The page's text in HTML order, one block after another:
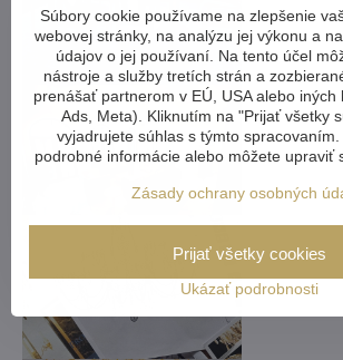
Súbory cookie používame na zlepšenie
webovej stránky, na analýzu jej výkonu a
údajov o jej používaní. Na tento účel
nástroje a služby tretích strán a
prenášať partnerom v EÚ, USA alebo iných
Ads, Meta). Kliknutím na "Prijať všetky
vyjadrujete súhlas s týmto
podrobné informácie alebo môžete upraviť
Zásady ochrany osobných
Ukázať podrobnosti
Prijať všetky cookies